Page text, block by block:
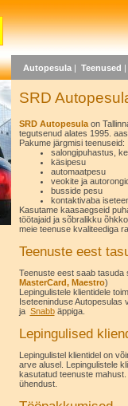
Autopesula| Teenused |
SRD
SRD Autopesulaon
tegutsenud alates 1995.
Pakume järgmisi teenuseid:
salongipuhastus,
käsipesu
automaatpesu
veokite ja
busside pesu
kontaktivaba
Kasutame kaasaegseid
töötajaid ja sõbralikku
meie teenuse kvaliteediga
Teenuste eest
Teenuste eest saab tasuda
MasterCard, Maestro)
Lepingulistele klientidele
Iseteeninduse Autopesulas
ja Snabbäppiga.
Lepingulised
Lepingulistel klientidel on
arve alusel. Lepingulistele
kasutatud teenuste mahust.
ühendust.